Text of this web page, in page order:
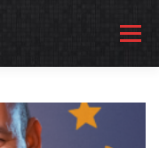
Menu
SQL